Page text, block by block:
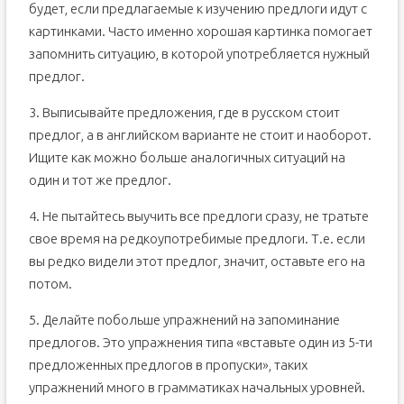
будет, если предлагаемые к изучению предлоги идут с
картинками. Часто именно хорошая картинка помогает
запомнить ситуацию, в которой употребляется нужный
предлог.
3. Выписывайте предложения, где в русском стоит
предлог, а в английском варианте не стоит и наоборот.
Ищите как можно больше аналогичных ситуаций на
один и тот же предлог.
4. Не пытайтесь выучить все предлоги сразу, не тратьте
свое время на редкоупотребимые предлоги. Т.е. если
вы редко видели этот предлог, значит, оставьте его на
потом.
5. Делайте побольше упражнений на запоминание
предлогов. Это упражнения типа «вставьте один из 5-ти
предложенных предлогов в пропуски», таких
упражнений много в грамматиках начальных уровней.